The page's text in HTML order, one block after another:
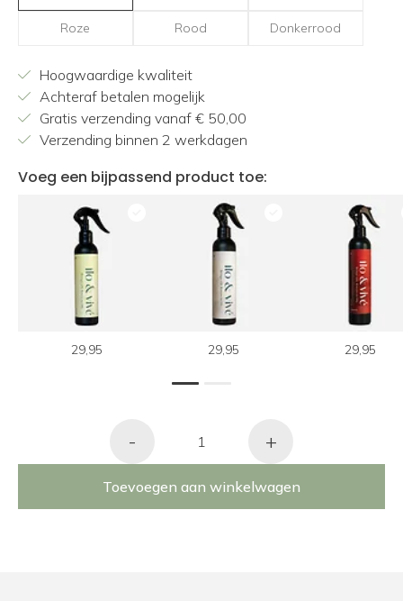
Roze Rood Donkerrood
Hoogwaardige kwaliteit
Achteraf betalen mogelijk
Gratis verzending vanaf € 50,00
Verzending binnen 2 werkdagen
Voeg een bijpassend product toe:
29,95 29,95 29,95
1
- +
Toevoegen aan winkelwagen